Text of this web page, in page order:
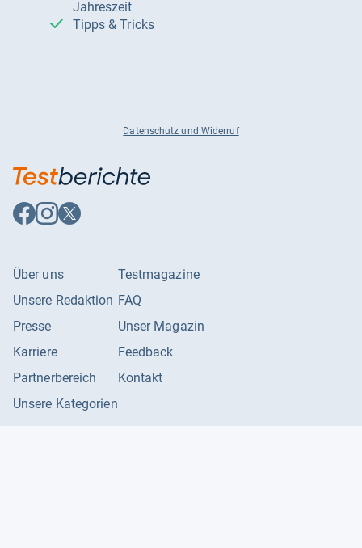
Jahreszeit
Tipps & Tricks
Datenschutz und Widerruf
Auf
Facebook
Auf
Instagram
Auf
X
Über uns
Unsere Redaktion
Presse
Karriere
Partnerbereich
Unsere Kategorien
Testmagazine
FAQ
Unser Magazin
Feedback
Kontakt